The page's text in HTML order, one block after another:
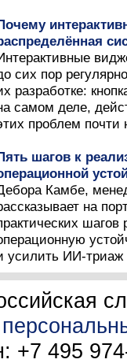
сих пор
разработке:
самом деле,
проблем почти
шагов к
Камбе,
на
шагов
усилить ИИ-триаж
+7 495